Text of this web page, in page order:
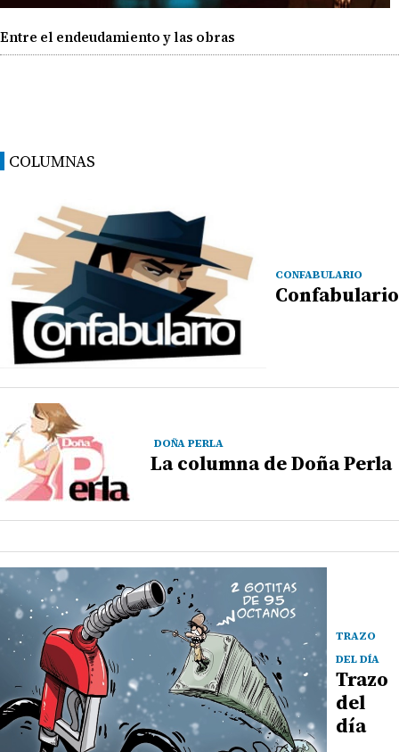
Entre el endeudamiento y las obras
COLUMNAS
CONFABULARIO
Confabulario
DOÑA PERLA
La columna de Doña Perla
TRAZO
DEL DÍA
Trazo
del
día